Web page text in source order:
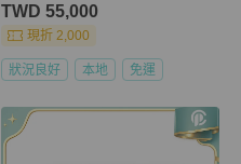
TWD 55,000
現折 2,000
狀況良好 本地 免運